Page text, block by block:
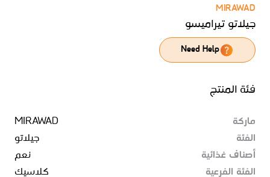
MIRAWAD
جيلاتو تيراميسو
Need Help
فئة المنتج
ماركة
MIRAWAD
الفئة
جيلاتو
أصناف غذائية
نعم
الفئة الفرعية
كلاسيك